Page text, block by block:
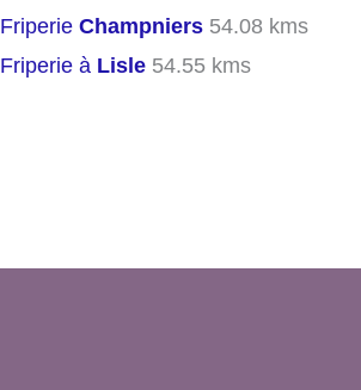
Friperie Champniers 54.08 kms
Friperie à Lisle 54.55 kms